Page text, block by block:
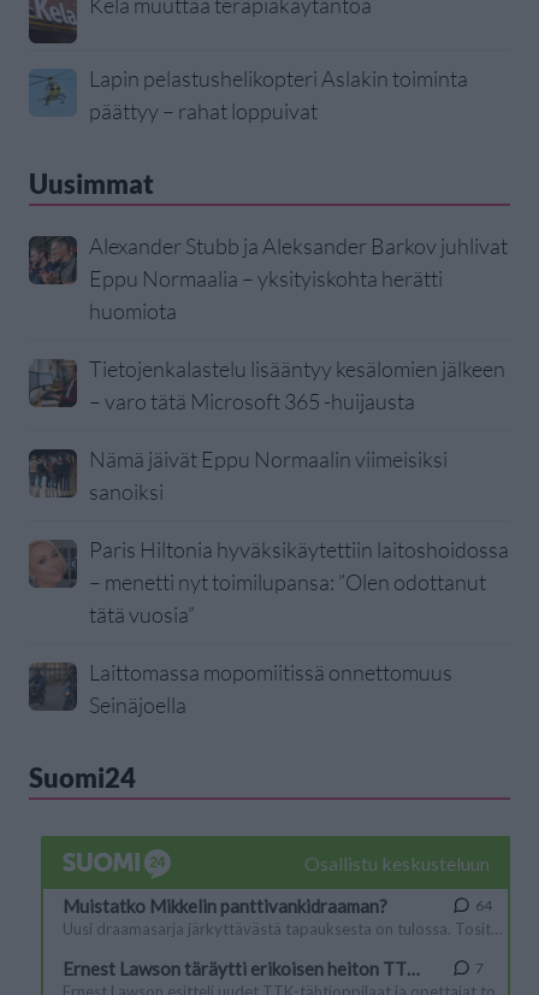
Kela muuttaa terapiakäytäntöä
Lapin pelastushelikopteri Aslakin toiminta
päättyy – rahat loppuivat
Uusimmat
Alexander Stubb ja Aleksander Barkov juhlivat
Eppu Normaalia – yksityiskohta herätti
huomiota
Tietojenkalastelu lisääntyy kesälomien jälkeen
– varo tätä Microsoft 365 -huijausta
Nämä jäivät Eppu Normaalin viimeisiksi
sanoiksi
Paris Hiltonia hyväksikäytettiin laitoshoidossa
– menetti nyt toimilupansa: ”Olen odottanut
tätä vuosia”
Laittomassa mopomiitissä onnettomuus
Seinäjoella
Suomi24